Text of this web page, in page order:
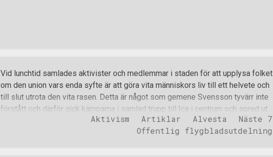
Vid lunchtid samlades aktivister och medlemmar i staden för att upplysa folket
om den union vars enda syfte är att göra vita människors liv till ett helvete och
till slut utrota den vita rasen. Detta är något som gemene Svensson tyvärr inte
förstått och därför gick kämparna i samlad trupp till Ica i centrum och spred ut
sig därvid och började dela ut flygblad. Alvestaborna var väldigt nyfikna och det
uppstod en del samtal mellan motståndsmännen och förbipasserande, till och
Aktivism Artiklar Alvesta
Näste 7
Offentlig flygbladsutdelning